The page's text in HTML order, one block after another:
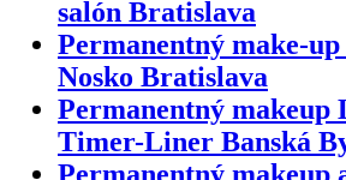
salón Bratislava
Permanentný make-
Nosko Bratislava
Permanentný makeup
Timer-Liner Banská